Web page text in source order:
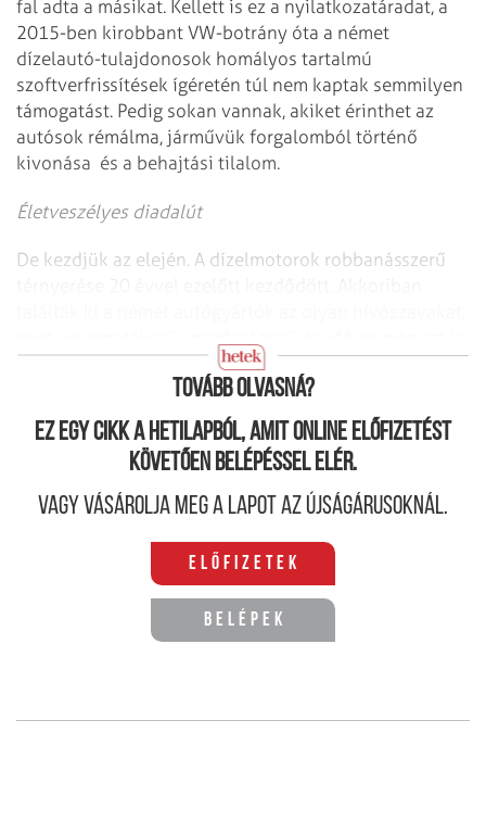
fal adta a másikat. Kellett is ez a nyilatkozatáradat, a
2015-ben kirobbant VW-botrány óta a német
dízelautó-tulajdonosok homályos tartalmú
szoftverfrissítések ígéretén túl nem kaptak semmilyen
támogatást. Pedig sokan vannak, akiket érinthet az
autó­sok rémálma, járművük forgalomból történő
kivonása és a behajtási tilalom.
Életveszélyes diadalút
De kezdjük az elején. A dízelmotorok robbanásszerű
hogy „környezetbarát” és egyúttal „sportos”.
Tovább olvasná?
Ez egy cikk a hetilapból, amit online előfizetést
követően belépéssel elér.
Vagy vásárolja meg a lapot az újságárusoknál.
Előfizetek
Belépek